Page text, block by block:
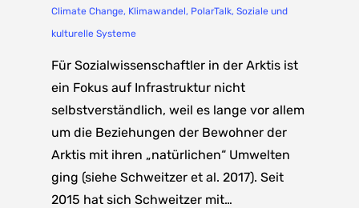
Climate Change, Klimawandel, PolarTalk, Soziale und
kulturelle Systeme
Für Sozialwissenschaftler in der Arktis ist
ein Fokus auf Infrastruktur nicht
selbstverständlich, weil es lange vor allem
um die Beziehungen der Bewohner der
Arktis mit ihren „natürlichen“ Umwelten
ging (siehe Schweitzer et al. 2017). Seit
2015 hat sich Schweitzer mit…